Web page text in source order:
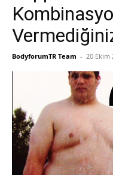
BodyforumTR Team - 20 Ekim